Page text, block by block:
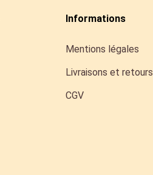
Informations
Mentions légales
Livraisons et retours
CGV